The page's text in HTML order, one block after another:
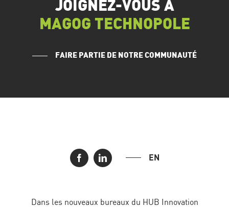
JOIGNEZ-VOUS À
MAGOG TECHNOPOLE
FAIRE PARTIE DE NOTRE COMMUNAUTÉ
EN
Dans les nouveaux bureaux du HUB Innovation